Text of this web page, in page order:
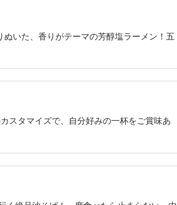
いた、香りがテーマの芳醇塩ラーメン！五
スタマイズで、自分好みの一杯をご賞味あ